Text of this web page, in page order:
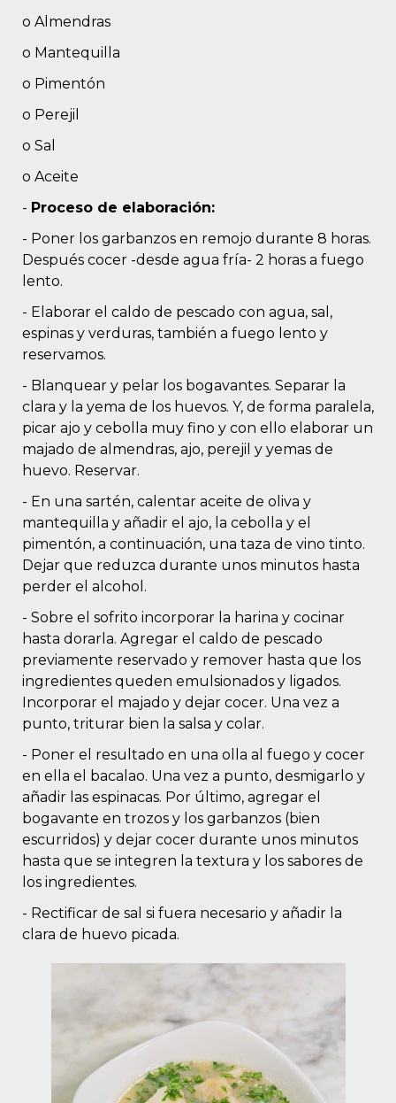
o Almendras
o Mantequilla
o Pimentón
o Perejil
o Sal
o Aceite
- Proceso de elaboración:
- Poner los garbanzos en remojo durante 8 horas.
Después cocer -desde agua fría- 2 horas a fuego
lento.
- Elaborar el caldo de pescado con agua, sal,
espinas y verduras, también a fuego lento y
reservamos.
- Blanquear y pelar los bogavantes. Separar la
clara y la yema de los huevos. Y, de forma paralela,
picar ajo y cebolla muy fino y con ello elaborar un
majado de almendras, ajo, perejil y yemas de
huevo. Reservar.
- En una sartén, calentar aceite de oliva y
mantequilla y añadir el ajo, la cebolla y el
pimentón, a continuación, una taza de vino tinto.
Dejar que reduzca durante unos minutos hasta
perder el alcohol.
- Sobre el sofrito incorporar la harina y cocinar
hasta dorarla. Agregar el caldo de pescado
previamente reservado y remover hasta que los
ingredientes queden emulsionados y ligados.
Incorporar el majado y dejar cocer. Una vez a
punto, triturar bien la salsa y colar.
- Poner el resultado en una olla al fuego y cocer
en ella el bacalao. Una vez a punto, desmigarlo y
añadir las espinacas. Por último, agregar el
bogavante en trozos y los garbanzos (bien
escurridos) y dejar cocer durante unos minutos
hasta que se integren la textura y los sabores de
los ingredientes.
- Rectificar de sal si fuera necesario y añadir la
clara de huevo picada.